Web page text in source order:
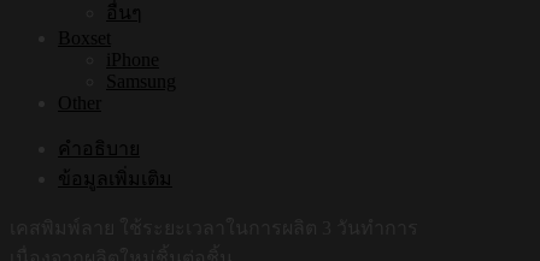
อื่นๆ
Boxset
iPhone
Samsung
Other
คำอธิบาย
ข้อมูลเพิ่มเติม